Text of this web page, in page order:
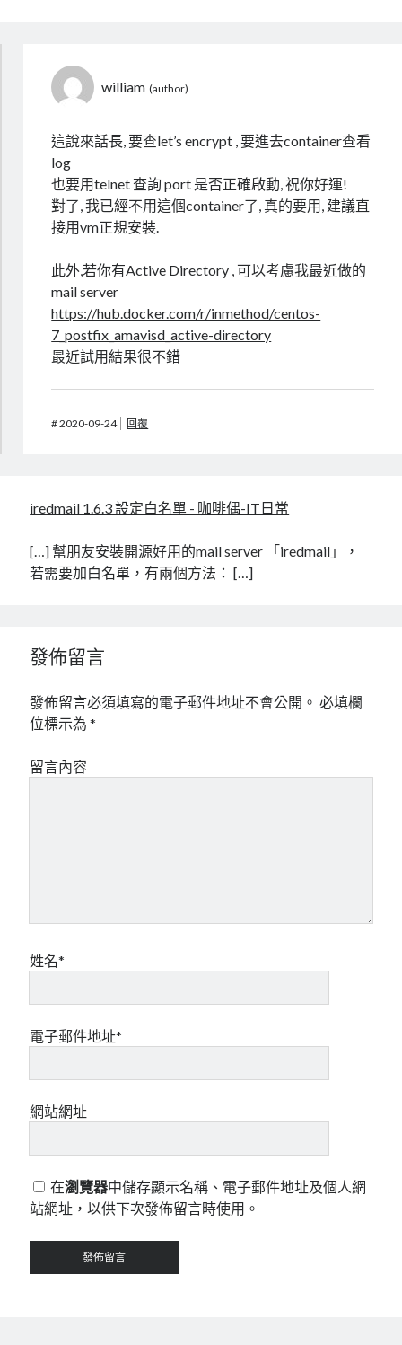
william
這說來話長, 要查let’s encrypt , 要進去container查看
log
也要用telnet 查詢 port 是否正確啟動, 祝你好運!
對了, 我已經不用這個container了, 真的要用, 建議直
接用vm正規安裝.
此外,若你有Active Directory , 可以考慮我最近做的
mail server
https://hub.docker.com/r/inmethod/centos-
7_postfix_amavisd_active-directory
最近試用結果很不錯
#2020-09-24 回覆
iredmail 1.6.3 設定白名單 - 咖啡偶-IT日常
[…] 幫朋友安裝開源好用的mail server 「iredmail」，
若需要加白名單，有兩個方法： […]
發佈留言
發佈留言必須填寫的電子郵件地址不會公開。 必填欄
位標示為*
留言內容
姓名*
電子郵件地址*
網站網址
在瀏覽器中儲存顯示名稱、電子郵件地址及個人網
站網址，以供下次發佈留言時使用。